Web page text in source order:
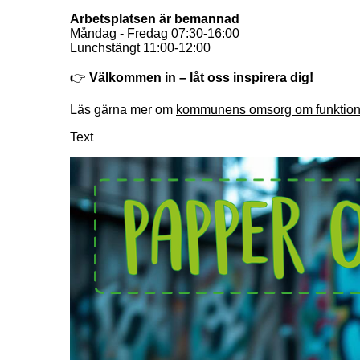
Arbetsplatsen är bemannad
Måndag - Fredag 07:30-16:00
Lunchstängt 11:00-12:00
👉 Välkommen in – låt oss inspirera dig!
Läs gärna mer om kommunens omsorg om
Text